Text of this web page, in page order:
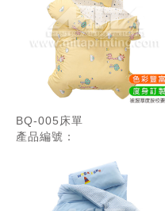
BQ-005床單
產品編號：